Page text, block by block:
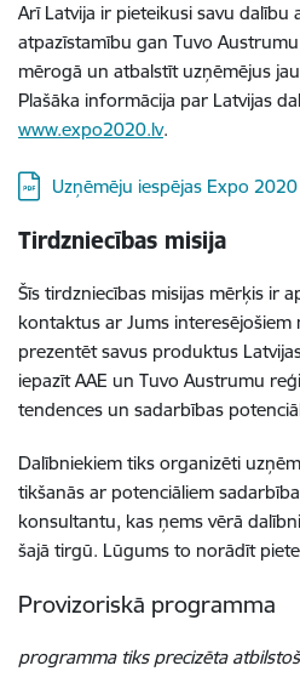
Arī Latvija ir pieteikusi savu dalību
atpazīstamību gan Tuvo
mērogā un atbalstīt uzņēmējus
Plašāka informācija par Latvijas
www.expo2020.lv.
Lejupielādēt:
Uzņēmēju iespējas Expo 2020
Tirdzniecības misija
Šīs tirdzniecības misijas mērķis ir
kontaktus ar Jums interesējošiem
prezentēt savus produktus
iepazīt AAE un Tuvo Austrumu
tendences un sadarbības
Dalībniekiem tiks organizēti
tikšanās ar potenciāliem
konsultantu, kas ņems vērā
šajā tirgū. Lūgums to norādīt
Provizoriskā programma
programma tiks precizēta